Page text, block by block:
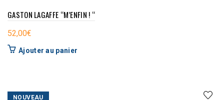
GASTON LAGAFFE “M’ENFIN ! “
52,00€
Ajouter au panier
NOUVEAU